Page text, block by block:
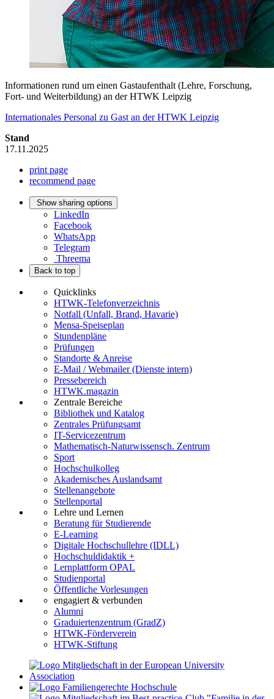
Informationen rund um einen Gastaufenthalt (Lehre, Forschung,
Fort- und Weiterbildung) an der HTWK Leipzig
Internationales Personal zu Gast an der HTWK Leipzig
Stand
17.11.2025
print page
recommend page
Show sharing options
LinkedIn
Facebook
WhatsApp
Telegram
Threema
Back to top
Quicklinks
HTWK-Telefonverzeichnis
Notfall (Unfall, Brand, Havarie)
Mensa-Speiseplan
Stundenpläne
Prüfungen
Standorte & Anreise
E-Mail / Webmailer (Dienste intern)
Pressebereich
HTWK.magazin
Zentrale Bereiche
Bibliothek und Katalog
Zentrales Prüfungsamt
IT-Servicezentrum
Mathematisch-Naturwissensch. Zentrum
Sport
Hochschulkolleg
Akademisches Auslandsamt
Stellenangebote
Stellenportal
Lehre und Lernen
Beratung für Studierende
E-Learning
Digitale Hochschullehre (IDLL)
Hochschuldidaktik +
Lernplattform OPAL
Studienportal
Öffentliche Vorlesungen
engagiert & verbunden
Alumni
Graduiertenzentrum (GradZ)
HTWK-Förderverein
HTWK-Stiftung